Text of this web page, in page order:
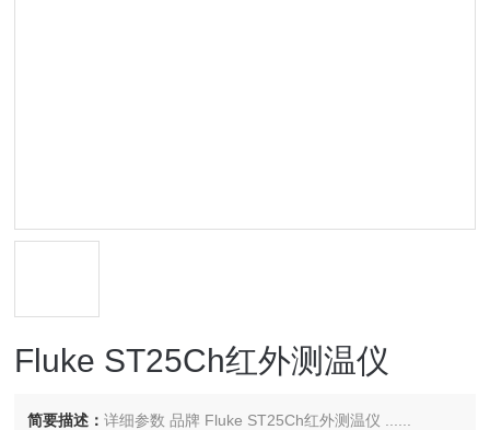
Fluke ST25Ch红外测温仪
简要描述：详细参数 品牌 Fluke ST25Ch红外测温仪 ......